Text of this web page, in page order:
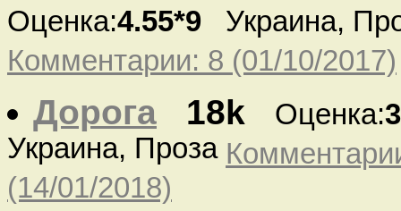
Оценка:4.55*9 Украина,
Комментарии: 8 (01/10/2017)
Дорога 18k Оценка:
Украина, Проза
(14/01/2018)